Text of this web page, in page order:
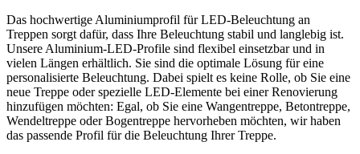
Das hochwertige Aluminiumprofil für LED-Beleuchtung an
Treppen sorgt dafür, dass Ihre Beleuchtung stabil und langlebig ist.
Unsere Aluminium-LED-Profile sind flexibel einsetzbar und in
vielen Längen erhältlich. Sie sind die optimale Lösung für eine
personalisierte Beleuchtung. Dabei spielt es keine Rolle, ob Sie eine
neue Treppe oder spezielle LED-Elemente bei einer Renovierung
hinzufügen möchten: Egal, ob Sie eine Wangentreppe, Betontreppe,
Wendeltreppe oder Bogentreppe hervorheben möchten, wir haben
das passende Profil für die Beleuchtung Ihrer Treppe.